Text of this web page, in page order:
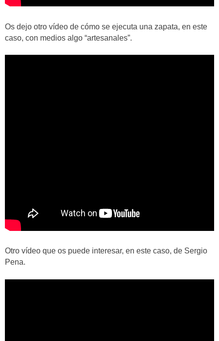
Os dejo otro vídeo de cómo se ejecuta una zapata, en este
caso, con medios algo “artesanales”.
Otro vídeo que os puede interesar, en este caso, de Sergio
Pena.